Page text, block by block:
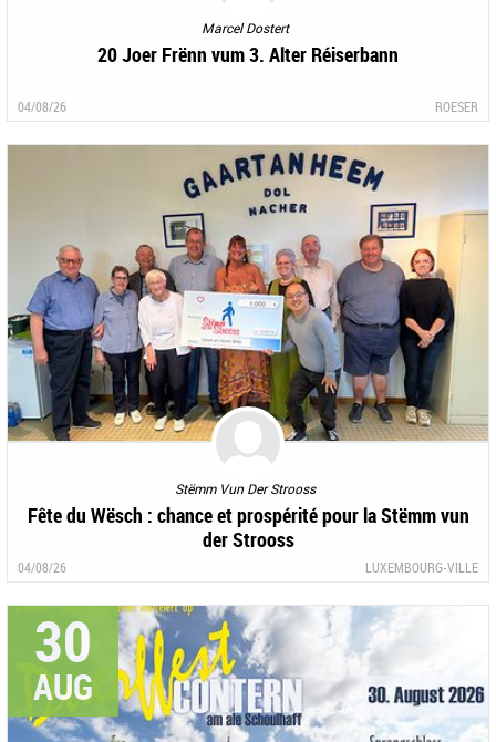
Marcel Dostert
20 Joer Frënn vum 3. Alter Réiserbann
04/08/26 ROESER
Stëmm Vun Der Strooss
Fête du Wësch : chance et prospérité pour la Stëmm vun
der Strooss
04/08/26 LUXEMBOURG-VILLE
30
AUG